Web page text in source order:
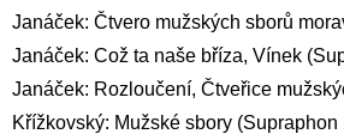
Janáček: Čtvero mužských sborů
Janáček: Což ta naše bříza, Vínek
Janáček: Rozloučení, Čtveřice
Křížkovský: Mužské sbory (Supraphon